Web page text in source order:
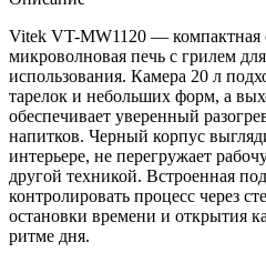
Vitek VT-MW1120 — компактная
микроволновая печь с грилем
использования. Камера 20 л
тарелок и небольших форм, а
обеспечивает уверенный
напитков. Черный корпус
интерьере, не перегружает
другой техникой. Встроенная
контролировать процесс через
остановки времени и открытия
ритме дня.